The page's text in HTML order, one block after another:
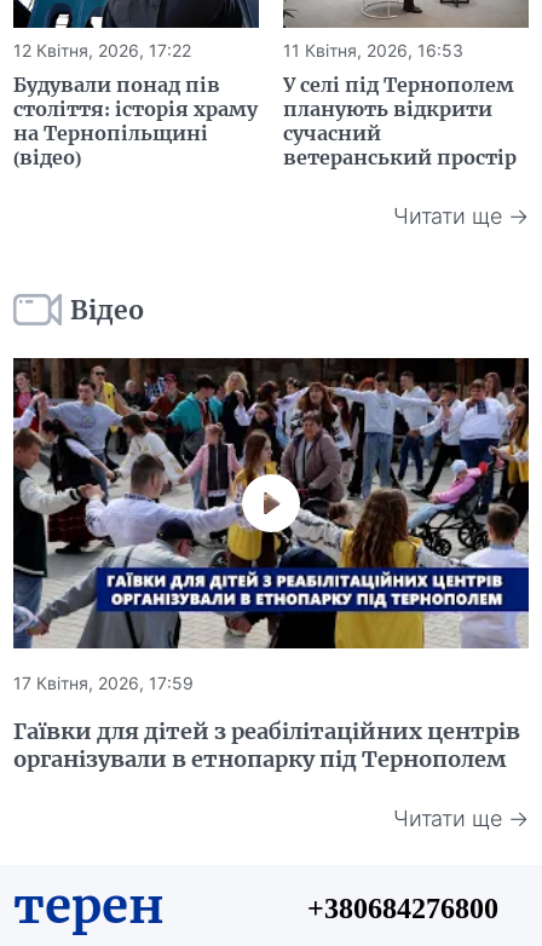
12 Квітня, 2026, 17:22
Будували понад пів
століття: історія храму
на Тернопільщині
(відео)
11 Квітня, 2026, 16:53
У селі під Тернополем
планують відкрити
сучасний
ветеранський простір
Читати ще →
Відео
17 Квітня, 2026, 17:59
Гаївки для дітей з реабілітаційних центрів
організували в етнопарку під Тернополем
Читати ще →
терен +380684276800